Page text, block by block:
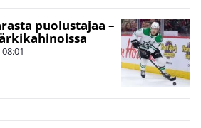
puolustajaa –
08:01